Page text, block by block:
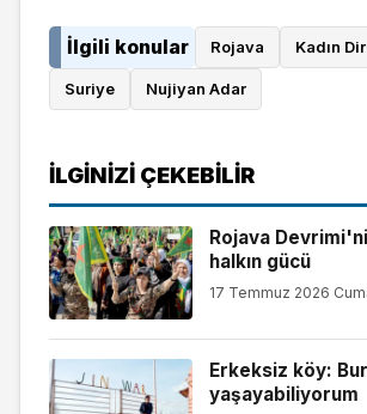
İlgili konular Rojava Kadın
Suriye Nujiyan Adar
İLGINIZI ÇEKEBILIR
Rojava
halkın gücü
17 Temmuz 2026
Erkeksiz köy:
yaşayabiliyorum